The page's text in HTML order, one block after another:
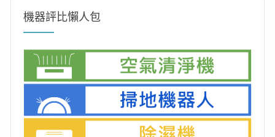
機器評比懶人包